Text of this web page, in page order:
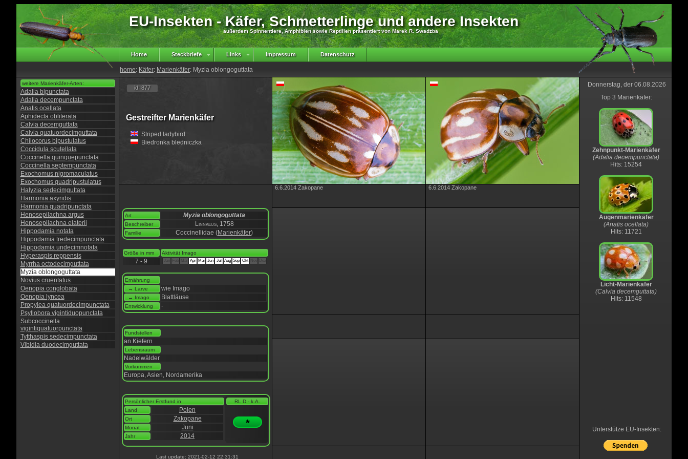
EU-Insekten - Käfer, Schmetterlinge und andere Insekten
außerdem Spinnentiere, Amphibien sowie Reptilien präsentiert von Marek R. Swadzba
Home Steckbriefe Links Impressum Datenschutz
home: Käfer: Marienkäfer: Myzia oblongoguttata
weitere Marienkäfer-Arten:
Adalia bipunctata
Adalia decempunctata
Anatis ocellata
Aphidecta obliterata
Calvia decemguttata
Calvia quatuordecimguttata
Chilocorus bipustulatus
Coccidula scutellata
Coccinella quinquepunctata
Coccinella septempunctata
Exochomus nigromaculatus
Exochomus quadripustulatus
Halyzia sedecimguttata
Harmonia axyridis
Harmonia quadripunctata
Henosepilachna argus
Henosepilachna elaterii
Hippodamia notata
Hippodamia tredecimpunctata
Hippodamia undecimnotata
Hyperaspis reppensis
Myrrha octodecimguttata
Myzia oblongoguttata
Novius cruentatus
Oenopia conglobata
Oenopia lyncea
Propylea quatuordecimpunctata
Psyllobora vigintiduopunctata
Subcoccinella
vigintiquatuorpunctata
Tytthaspis sedecimpunctata
Vibidia duodecimguttata
id: 877
Gestreifter Marienkäfer
Striped ladybird
Biedronka bledniczka
Art Myzia oblongoguttata
Beschreiber Linnaeus, 1758
Familie Coccinellidae (Marienkäfer)
Größe in mm Aktivität Imago
7 - 9 Apr Mai Jun Jul Aug Sep Okt
Ernährung
→ Larve
wie Imago
→ Imago Blattläuse
Entwicklung -
Fundstellen
an Kiefern
Lebensraum
Nadelwälder
Vorkommen
Europa, Asien, Nordamerika
Persönlicher Erstfund in
Land
Polen
Ort Zakopane
Monat Juni
Jahr 2014
RL D - k.A.
*
Last update: 2021-02-12 22:31:31
6.6.2014 Zakopane 6.6.2014 Zakopane
Donnerstag, der 06.08.2026
Top 3 Marienkäfer:
Zehnpunkt-Marienkäfer
(Adalia decempunctata)
Hits: 15254
Augenmarienkäfer
(Anatis ocellata)
Hits: 11721
Licht-Marienkäfer
(Calvia decemguttata)
Hits: 11548
Unterstütze EU-Insekten: